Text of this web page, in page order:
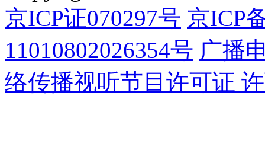
京ICP证070297号 京ICP
11010802026354号 广播
络传播视听节目许可证